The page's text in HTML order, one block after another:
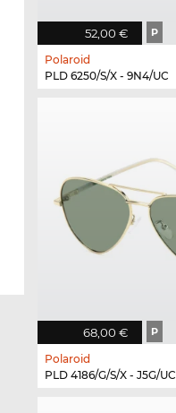
52,00 € P
Polaroid
PLD 6250/S/X - 9N4/UC
68,00 € P
Polaroid
PLD 4186/G/S/X - J5G/UC